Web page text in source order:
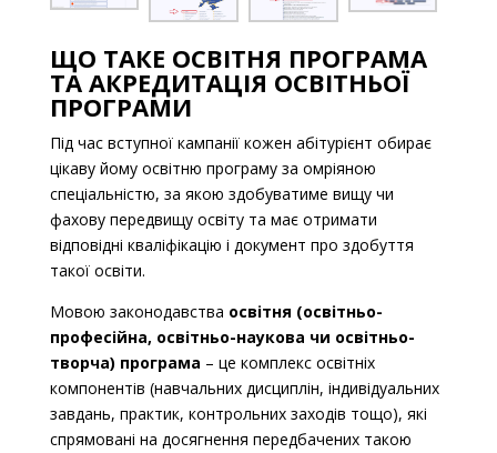
ЩО ТАКЕ ОСВІТНЯ ПРОГРАМА
ТА АКРЕДИТАЦІЯ ОСВІТНЬОЇ
ПРОГРАМИ
Під час вступної кампанії кожен абітурієнт обирає
цікаву йому освітню програму за омріяною
спеціальністю, за якою здобуватиме вищу чи
фахову передвищу освіту та має отримати
відповідні кваліфікацію і документ про здобуття
такої освіти.
Мовою законодавства освітня (освітньо-
професійна, освітньо-наукова чи освітньо-
творча) програма – це комплекс освітніх
компонентів (навчальних дисциплін, індивідуальних
завдань, практик, контрольних заходів тощо), які
спрямовані на досягнення передбачених такою